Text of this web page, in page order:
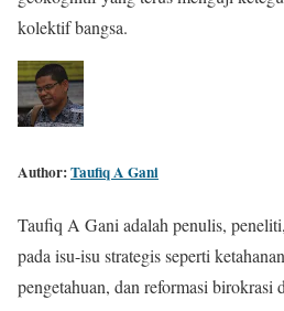
kolektif bangsa.
Author:Taufiq A Gani
Taufiq A Gani adalah penulis,
pada isu-isu strategis seperti
pengetahuan, dan reformasi birokrasi